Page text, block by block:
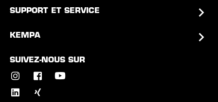
SUPPORT ET SERVICE
KEMPA
SUIVEZ-NOUS SUR